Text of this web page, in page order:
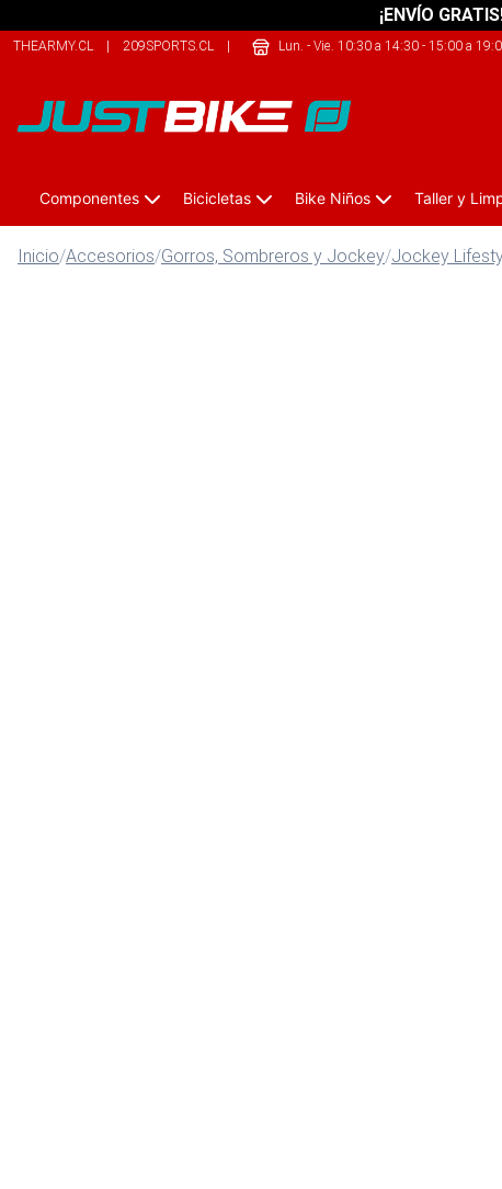
¡ENVÍO
THEARMY.CL | 209SPORTS.CL | THECLIMB.CL
Lun. - Vie. 10:30 a 14:30 - 15:00 a
Componentes Bicicletas Bike Niños Taller y
Inicio/Accesorios/Gorros, Sombreros y Jockey/Jockey